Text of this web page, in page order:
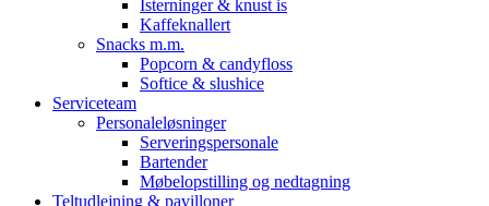
Isterninger & knust is
Kaffeknallert
Snacks m.m.
Popcorn & candyfloss
Softice & slushice
Serviceteam
Personaleløsninger
Serveringspersonale
Bartender
Møbelopstilling og nedtagning
Teltudlejning & pavilloner